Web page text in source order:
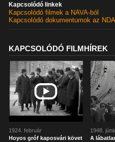
Kapcsolódó linkek
Kapcsolódó filmek a NAVA-ból
Kapcsolódó dokumentumok az
KAPCSOLÓDÓ FILMHÍREK
1924. február
Hoyos gróf kaposvári követ
1948.
A